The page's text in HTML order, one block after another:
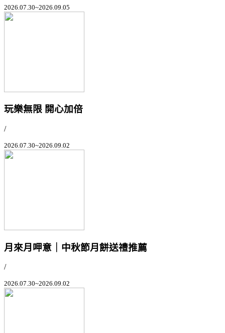
2026.07.30~2026.09.05
玩樂無限 開心加倍
/
2026.07.30~2026.09.02
月來月呷意｜中秋節月餅送禮推薦
/
2026.07.30~2026.09.02